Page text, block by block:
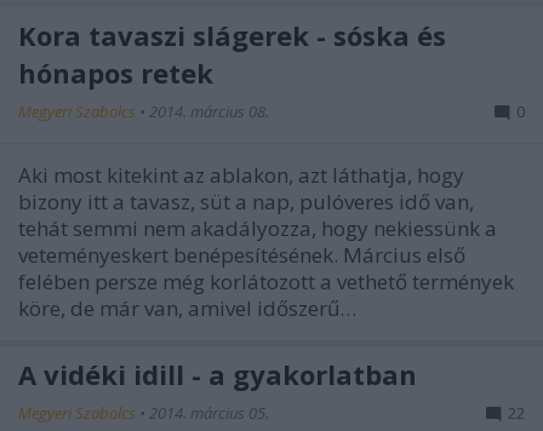
Kora tavaszi slágerek - sóska és
hónapos retek
Megyeri Szabolcs • 2014. március 08. 0
Aki most kitekint az ablakon, azt láthatja, hogy
bizony itt a tavasz, süt a nap, pulóveres idő van,
tehát semmi nem akadályozza, hogy nekiessünk a
veteményeskert benépesítésének. Március első
felében persze még korlátozott a vethető termények
köre, de már van, amivel időszerű…
A vidéki idill - a gyakorlatban
Megyeri Szabolcs • 2014. március 05. 22